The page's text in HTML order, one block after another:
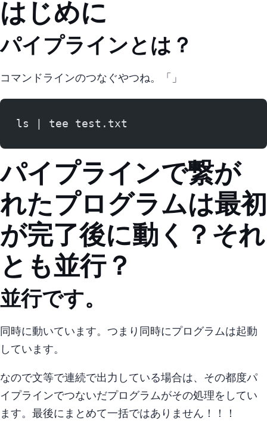
はじめに
パイプラインとは？
コマンドラインのつなぐやつね。「|」
ls | tee test.txt
パイプラインで繋が
れたプログラムは最初
が完了後に動く？それ
とも並行？
並行です。
同時に動いています。 つまり同時にプログラムは起動
しています。
なのでfor文等で連続で出力している場合は、 その都度パ
イプラインでつないだプログラムがその処理をしてい
ます。 最後にまとめて一括ではありません！！！